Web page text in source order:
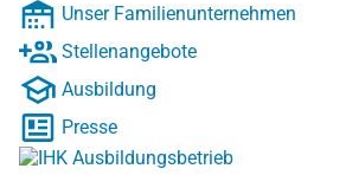
Unser Familienunternehmen
Stellenangebote
Ausbildung
Presse